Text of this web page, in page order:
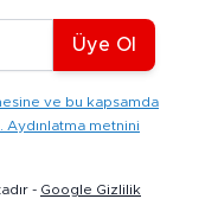
Adresiniz
Üye Ol
ve bu kapsamda
metnini
- Google Gizlilik